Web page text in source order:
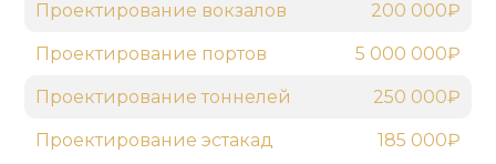
Проектирование вокзалов 200 000₽
Проектирование портов 5 000 000₽
Проектирование тоннелей 250 000₽
Проектирование эстакад 185 000₽